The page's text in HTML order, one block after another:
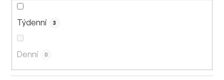
Týdenní 3
Denní 0